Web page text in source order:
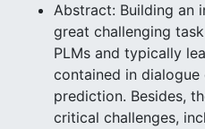
Abstract: Building an
great challenging
PLMs and typically
contained in
prediction. Besides,
critical challenges,